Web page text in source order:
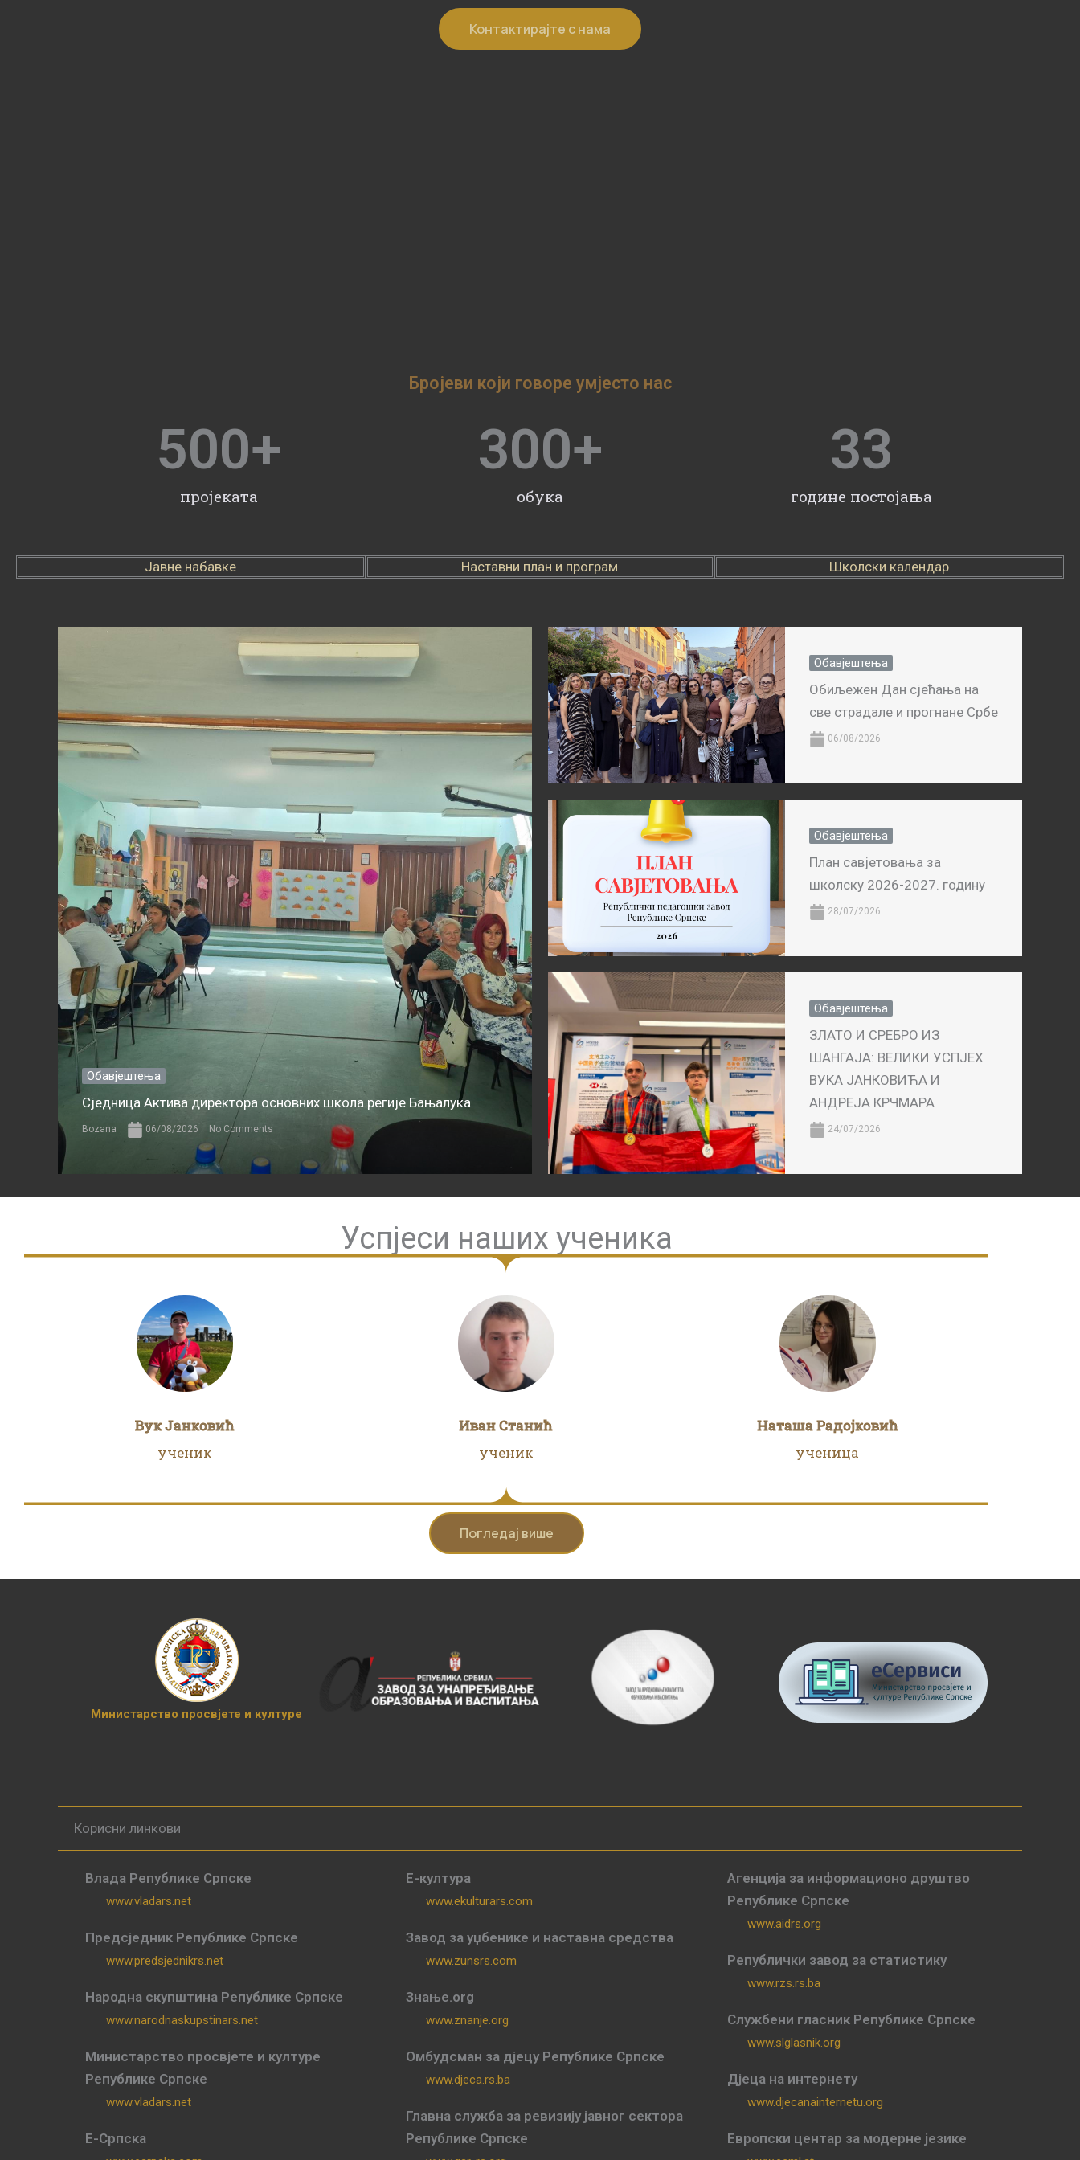
Контактирајте с нама
Бројеви који говоре умјесто нас
пројеката
500+
обука
300+
године постојања
33
Јавне набавке Наставни план и програм Школски календар
Обавјештења
Сједница Актива директора основних школа регије Бањалука
Bozana 06/08/2026 No Comments
Обавјештења
Обиљежен Дан сјећања на
све страдале и прогнане Србе
06/08/2026
Обавјештења
План савјетовања за
школску 2026-2027. годину
28/07/2026
Обавјештења
ЗЛАТО И СРЕБРО ИЗ
ШАНГАЈА: ВЕЛИКИ УСПЈЕХ
ВУКА ЈАНКОВИЋА И
АНДРЕЈА КРЧМАРА
24/07/2026
Успјеси наших ученика
Вук Јанковић
ученик
Иван Станић
ученик
Наташа Радојковић
ученица
Погледај више
Министарство просвјете и културе
Корисни линкови
Влада Републике Српске
www.vladars.net
Предсједник Републике Српске
www.predsjednikrs.net
Народна скупштина Републике Српске
www.narodnaskupstinars.net
Министарство просвјете и културе
Републике Српске
www.vladars.net
Е-Српска
Е-култура
www.ekulturars.com
Завод за уџбенике и наставна средства
www.zunsrs.com
Знање.org
www.znanje.org
Омбудсман за дјецу Републике Српске
www.djeca.rs.ba
Главна служба за ревизију јавног сектора
Републике Српске
Агенција за информационо друштво
Републике Српске
www.aidrs.org
Републички завод за статистику
www.rzs.rs.ba
Службени гласник Републике Српске
www.slglasnik.org
Дјеца на интернету
www.djecanainternetu.org
Европски центар за модерне језике